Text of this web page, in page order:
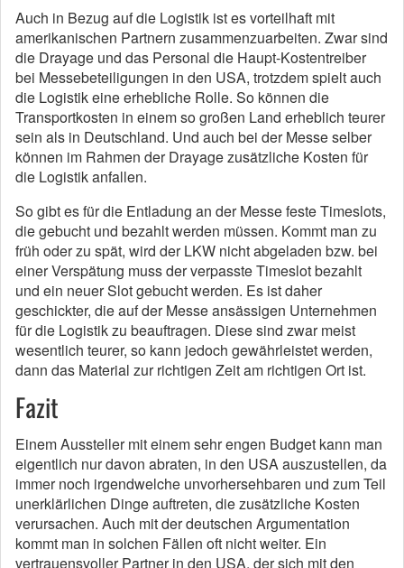
Auch in Bezug auf die Logistik ist es vorteilhaft mit
amerikanischen Partnern zusammenzuarbeiten. Zwar sind
die Drayage und das Personal die Haupt-Kostentreiber
bei Messebeteiligungen in den USA, trotzdem spielt auch
die Logistik eine erhebliche Rolle. So können die
Transportkosten in einem so großen Land erheblich teurer
sein als in Deutschland. Und auch bei der Messe selber
können im Rahmen der Drayage zusätzliche Kosten für
die Logistik anfallen.
So gibt es für die Entladung an der Messe feste Timeslots,
die gebucht und bezahlt werden müssen. Kommt man zu
früh oder zu spät, wird der LKW nicht abgeladen bzw. bei
einer Verspätung muss der verpasste Timeslot bezahlt
und ein neuer Slot gebucht werden. Es ist daher
geschickter, die auf der Messe ansässigen Unternehmen
für die Logistik zu beauftragen. Diese sind zwar meist
wesentlich teurer, so kann jedoch gewährleistet werden,
dann das Material zur richtigen Zeit am richtigen Ort ist.
Fazit
Einem Aussteller mit einem sehr engen Budget kann man
eigentlich nur davon abraten, in den USA auszustellen, da
immer noch irgendwelche unvorhersehbaren und zum Teil
unerklärlichen Dinge auftreten, die zusätzliche Kosten
verursachen. Auch mit der deutschen Argumentation
kommt man in solchen Fällen oft nicht weiter. Ein
vertrauensvoller Partner in den USA, der sich mit den